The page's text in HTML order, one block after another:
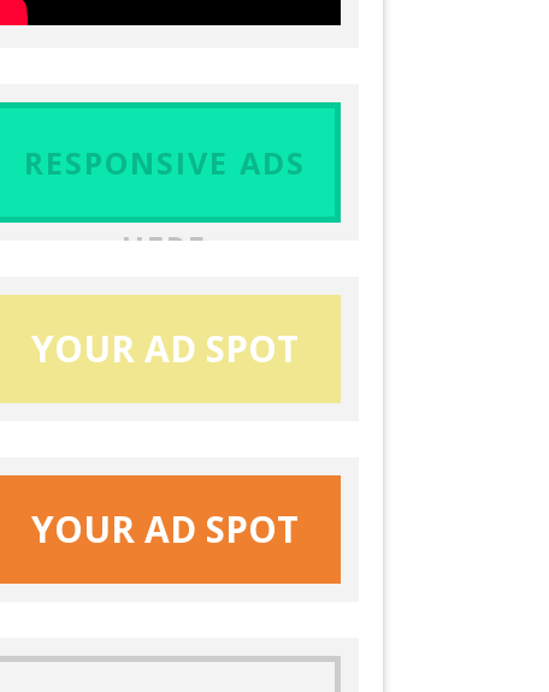
RESPONSIVE ADS
HERE
YOUR AD SPOT
YOUR AD SPOT